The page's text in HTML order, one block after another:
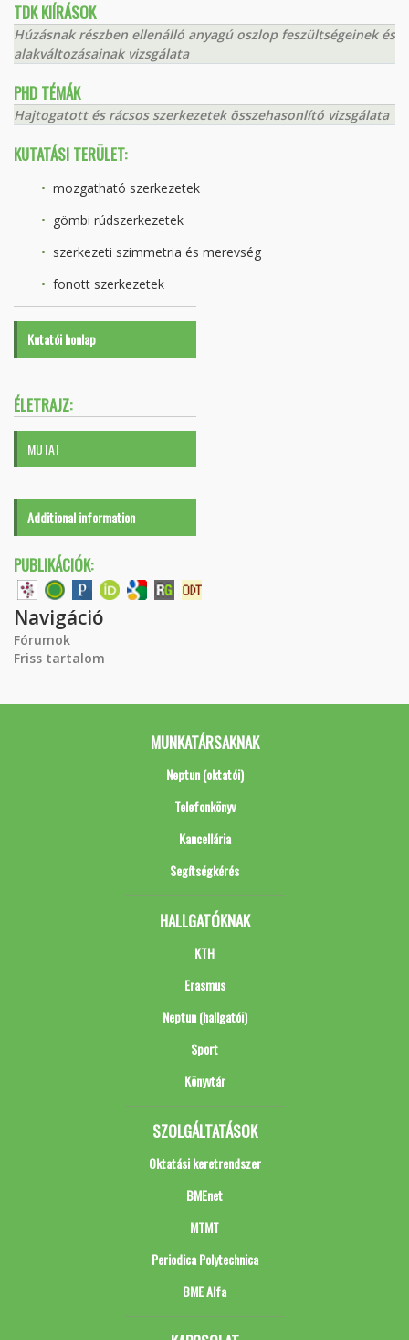
TDK KIÍRÁSOK
Húzásnak részben ellenálló anyagú oszlop feszültségeinek és
alakváltozásainak vizsgálata
PHD TÉMÁK
Hajtogatott és rácsos szerkezetek összehasonlító vizsgálata
KUTATÁSI TERÜLET:
mozgatható szerkezetek
gömbi rúdszerkezetek
szerkezeti szimmetria és merevség
fonott szerkezetek
Kutatói honlap
ÉLETRAJZ:
MUTAT
Additional information
PUBLIKÁCIÓK:
Navigáció
Fórumok
Friss tartalom
MUNKATÁRSAKNAK
Neptun (oktatói)
Telefonkönyv
Kancellária
Segítségkérés
HALLGATÓKNAK
KTH
Erasmus
Neptun (hallgatói)
Sport
Könyvtár
SZOLGÁLTATÁSOK
Oktatási keretrendszer
BMEnet
MTMT
Periodica Polytechnica
BME Alfa